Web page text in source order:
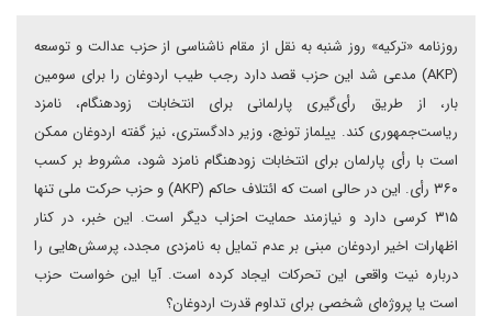
روزنامه «ترکیه» روز شنبه به نقل از مقام ناشناسی از حزب عدالت و توسعه
(AKP) مدعی شد این حزب قصد دارد رجب طیب اردوغان را برای سومین
بار، از طریق رأی‌گیری پارلمانی برای انتخابات زودهنگام، نامزد
ریاست‌جمهوری کند. ییلماز تونچ، وزیر دادگستری، نیز گفته اردوغان ممکن
است با رأی پارلمان برای انتخابات زودهنگام نامزد شود، مشروط بر کسب
۳۶۰ رأی. این در حالی است که ائتلاف حاکم (AKP) و حزب حرکت ملی تنها
۳۱۵ کرسی دارد و نیازمند حمایت احزاب دیگر است. این خبر، در کنار
اظهارات اخیر اردوغان مبنی بر عدم تمایل به نامزدی مجدد، پرسش‌هایی را
درباره نیت واقعی این تحرکات ایجاد کرده است. آیا این خواست حزب
است یا پروژه‌ای شخصی برای تداوم قدرت اردوغان؟